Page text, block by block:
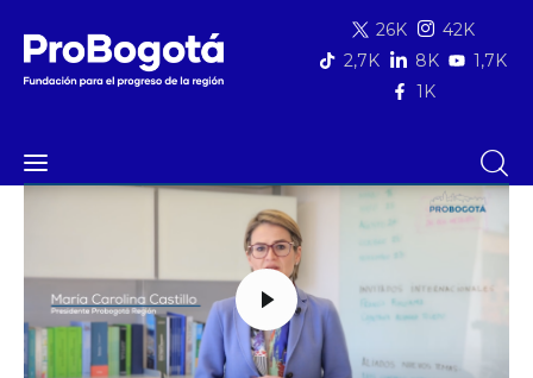
26K
42K
2,7K
8K
1,7K
1K
video
Quiénes somos
Qué hacemos
Área de influencia
Comunicaciones